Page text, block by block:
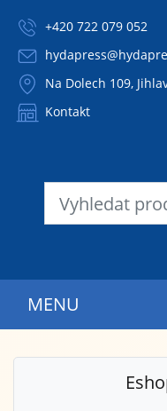
+420 722 079 052
Na Dolech 109,
Kontakt
MENU